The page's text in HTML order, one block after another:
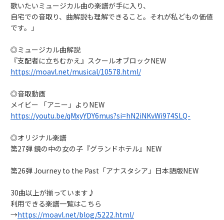
歌いたいミュージカル曲の楽譜が手に入り、
自宅での音取り、曲解説も理解できること。それが私どもの価値
です。」
◎ミュージカル曲解説
『支配者に立ちむかえ』スクールオブロックNEW
https://moavl.net/musical/10578.html/
◎音取動画
メイビー 「アニー」よりNEW
https://youtu.be/qMxyYDY6mus?si=hN2iNKvWi974SLQ-
◎オリジナル楽譜
第27弾 鏡の中の女の子『グランドホテル』NEW
第26弾 Journey to the Past「アナスタシア」日本語版NEW
30曲以上が揃っています♪
利用できる楽譜一覧はこちら
→https://moavl.net/blog/5222.html/